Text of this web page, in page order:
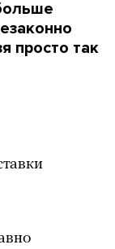
просто так